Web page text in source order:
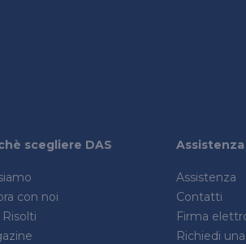
scegliere DAS
con noi
Risolti
Assistenza
Contatti
Firma
Richiedi